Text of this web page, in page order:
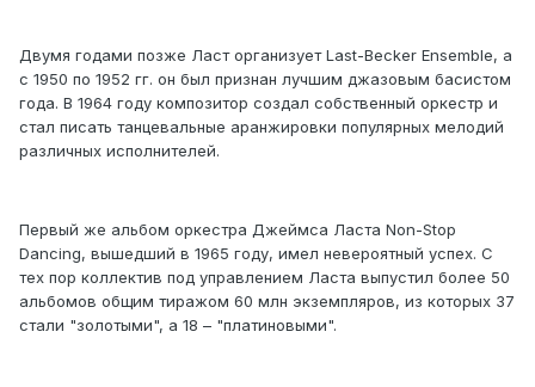
Двумя годами позже Ласт организует Last-Becker Ensemble, а
с 1950 по 1952 гг. он был признан лучшим джазовым басистом
года. В 1964 году композитор создал собственный оркестр и
стал писать танцевальные аранжировки популярных мелодий
различных исполнителей.
Первый же альбом оркестра Джеймса Ласта Non-Stop
Dancing, вышедший в 1965 году, имел невероятный успех. С
тех пор коллектив под управлением Ласта выпустил более 50
альбомов общим тиражом 60 млн экземпляров, из которых 37
стали "золотыми", а 18 – "платиновыми".